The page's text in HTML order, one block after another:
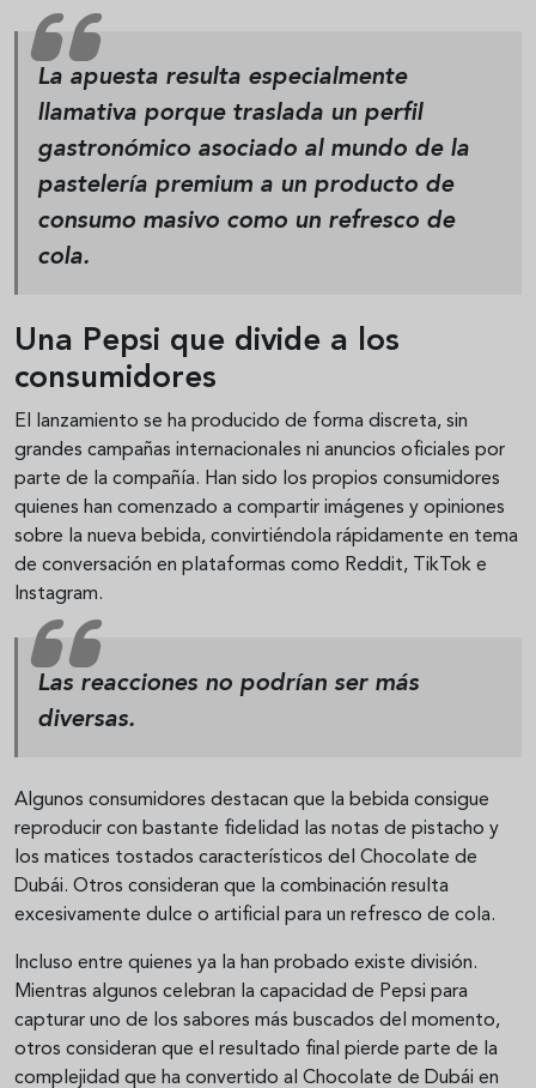
La apuesta resulta especialmente
llamativa porque traslada un perfil
gastronómico asociado al mundo de la
pastelería premium a un producto de
consumo masivo como un refresco de
cola.
Una Pepsi que divide a los
consumidores
El lanzamiento se ha producido de forma discreta, sin
grandes campañas internacionales ni anuncios oficiales por
parte de la compañía. Han sido los propios consumidores
quienes han comenzado a compartir imágenes y opiniones
sobre la nueva bebida, convirtiéndola rápidamente en tema
de conversación en plataformas como Reddit, TikTok e
Instagram.
Las reacciones no podrían ser más
diversas.
Algunos consumidores destacan que la bebida consigue
reproducir con bastante fidelidad las notas de pistacho y
los matices tostados característicos del Chocolate de
Dubái. Otros consideran que la combinación resulta
excesivamente dulce o artificial para un refresco de cola.
Incluso entre quienes ya la han probado existe división.
Mientras algunos celebran la capacidad de Pepsi para
capturar uno de los sabores más buscados del momento,
otros consideran que el resultado final pierde parte de la
complejidad que ha convertido al Chocolate de Dubái en